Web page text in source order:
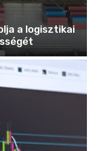
a logisztikai